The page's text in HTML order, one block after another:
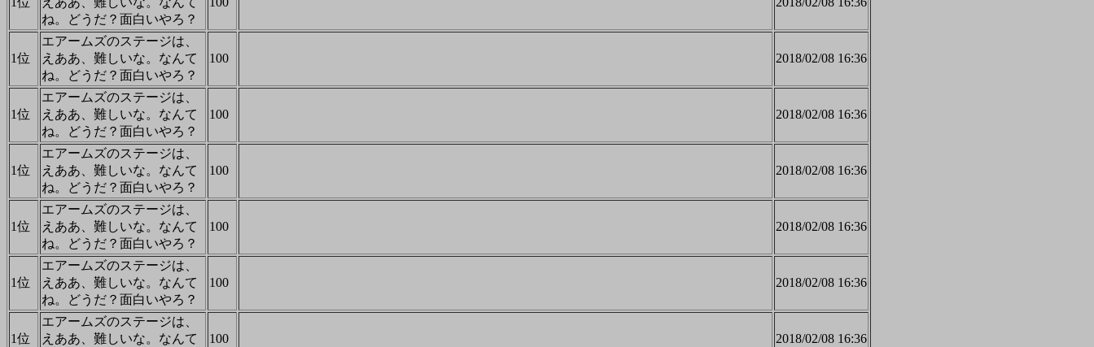
ね。どうだ？面白いやろ？
1位
エアームズのステージは、
えああ、難しいな。なんて
ね。どうだ？面白いやろ？
100 2018/02/08 16:36
1位
エアームズのステージは、
えああ、難しいな。なんて
ね。どうだ？面白いやろ？
100 2018/02/08 16:36
1位
エアームズのステージは、
えああ、難しいな。なんて
ね。どうだ？面白いやろ？
100 2018/02/08 16:36
1位
エアームズのステージは、
えああ、難しいな。なんて
ね。どうだ？面白いやろ？
100 2018/02/08 16:36
1位
エアームズのステージは、
えああ、難しいな。なんて
ね。どうだ？面白いやろ？
100 2018/02/08 16:36
1位
エアームズのステージは、
えああ、難しいな。なんて
100 2018/02/08 16:36